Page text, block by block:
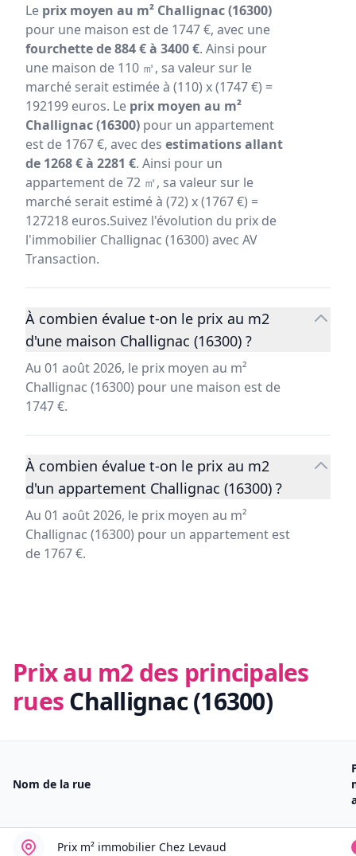
Le prix moyen au m² Challignac (16300)
pour une maison est de 1747 €, avec une
fourchette de 884 € à 3400 €. Ainsi pour
une maison de 110 ㎡, sa valeur sur le
marché serait estimée à (110) x (1747 €) =
192199 euros. Le prix moyen au m²
Challignac (16300) pour un appartement
est de 1767 €, avec des estimations allant
de 1268 € à 2281 €. Ainsi pour un
appartement de 72 ㎡, sa valeur sur le
marché serait estimé à (72) x (1767 €) =
127218 euros.Suivez l'évolution du prix de
l'immobilier Challignac (16300) avec AV
Transaction.
À combien évalue t-on le prix au m2
d'une maison Challignac (16300) ?
Au 01 août 2026, le prix moyen au m²
Challignac (16300) pour une maison est de
1747 €.
À combien évalue t-on le prix au m2
d'un appartement Challignac (16300) ?
Au 01 août 2026, le prix moyen au m²
Challignac (16300) pour un appartement est
de 1767 €.
Prix au m2 des principales
ruesChallignac (16300)
Nom de la rue
Prix m² immobilier Chez Levaud